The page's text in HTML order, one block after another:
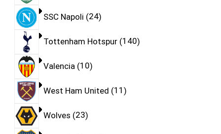
SSC Napoli 24
Tottenham Hotspur 140
Valencia 10
West Ham United 11
Wolves 23